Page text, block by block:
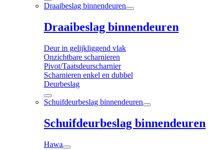
Draaibeslag binnendeuren
Draaibeslag binnendeuren
Deur in gelijkliggend vlak
Onzichtbare scharnieren
Pivot/Taatsdeurscharnier
Scharnieren enkel en dubbel
Deurbeslag
Schuifdeurbeslag binnendeuren
Schuifdeurbeslag binnendeuren
Hawa